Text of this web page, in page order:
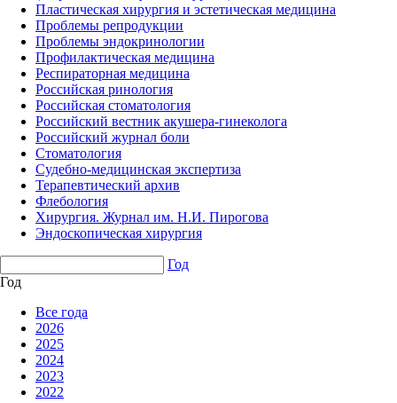
Пластическая хирургия и эстетическая медицина
Проблемы репродукции
Проблемы эндокринологии
Профилактическая медицина
Респираторная медицина
Российская ринология
Российская стоматология
Российский вестник акушера-гинеколога
Российский журнал боли
Стоматология
Судебно-медицинская экспертиза
Терапевтический архив
Флебология
Хирургия. Журнал им. Н.И. Пирогова
Эндоскопическая хирургия
Год
Год
Все года
2026
2025
2024
2023
2022